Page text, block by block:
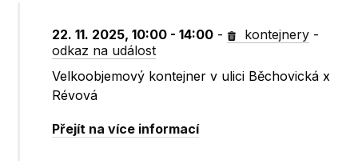
22. 11. 2025, 10:00 - 14:00 - kontejnery -
odkaz na událost
Velkoobjemový kontejner v ulici Běchovická x
Révová
Přejít na více informací